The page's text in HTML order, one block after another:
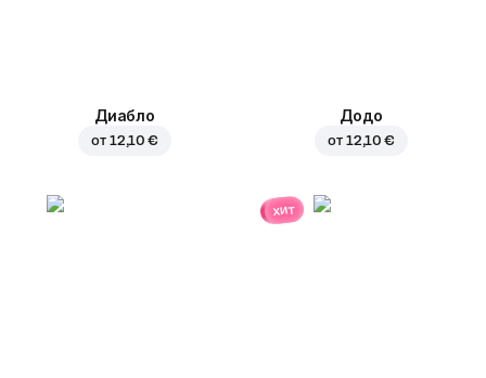
Диабло
от 12,10 €
Додо
от 12,10 €
хит